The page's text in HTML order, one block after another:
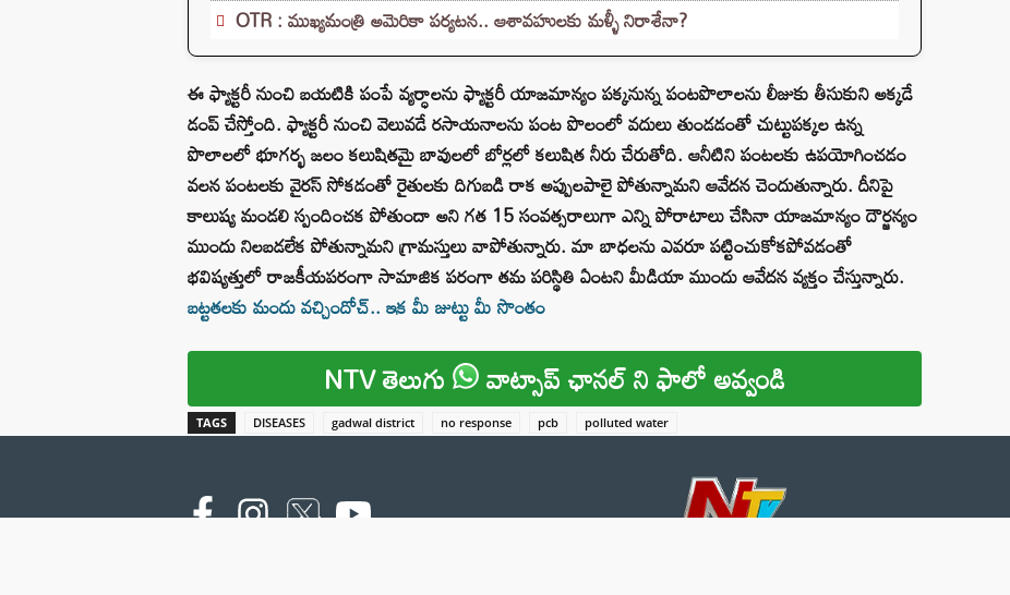
OTR : ముఖ్యమంత్రి అమెరికా పర్యటన.. ఆశావహులకు మళ్ళీ నిరాశేనా?
ఈ ఫ్యాక్టరీ నుంచి బయటికి పంపే వ్యర్ధాలను ఫ్యాక్టరీ యాజమాన్యం పక్కనున్న పంటపొలాలను లీజుకు తీసుకుని అక్కడే
డంప్ చేస్తోంది. ఫ్యాక్టరీ నుంచి వెలువడే రసాయనాలను పంట పొలంలో వదులు తుండడంతో చుట్టుపక్కల ఉన్న
పొలాలలో భూగర్భ జలం కలుషితమై బావులలో బోర్లలో కలుషిత నీరు చేరుతోది. ఆనీటిని పంటలకు ఉపయోగించడం
వలన పంటలకు వైరస్ సోకడంతో రైతులకు దిగుబడి రాక అప్పులపాలై పోతున్నామని ఆవేదన చెందుతున్నారు. దీనిపై
కాలుష్య మండలి స్పందించక పోతుందా అని గత 15 సంవత్సరాలుగా ఎన్ని పోరాటాలు చేసినా యాజమాన్యం దౌర్జన్యం
ముందు నిలబడలేక పోతున్నామని గ్రామస్తులు వాపోతున్నారు. మా బాధలను ఎవరూ పట్టించుకోకపోవడంతో
భవిష్యత్తులో రాజకీయపరంగా సామాజిక పరంగా తమ పరిస్థితి ఏంటని మీడియా ముందు ఆవేదన వ్యక్తం చేస్తున్నారు.
బట్టతలకు మందు వచ్చిందోచ్.. ఇక మీ జుట్టు మీ సొంతం
NTV తెలుగు వాట్సాప్ ఛానల్ ని ఫాలో అవ్వండి
TAGS DISEASES gadwal district no response pcb polluted water